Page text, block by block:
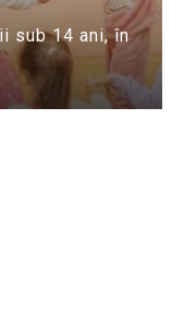
sub 14 ani, în